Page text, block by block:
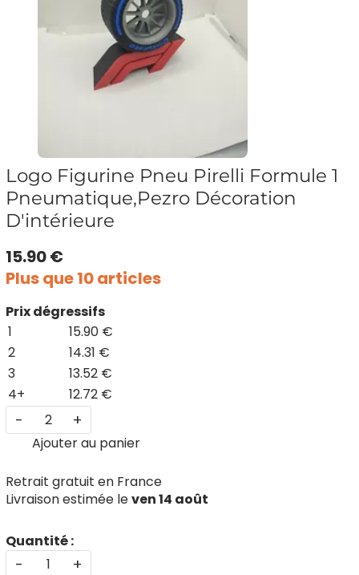
Logo Figurine Pneu Pirelli Formule 1
Pneumatique,Pezro Décoration
D'intérieure
15.90 €
Plus que 10 articles
Prix dégressifs
1
15.90 €
2
14.31 €
3
13.52 €
4+
12.72 €
- +
Ajouter au panier
Retrait gratuit en France
Livraison estimée leven 14 août
Quantité :
- +